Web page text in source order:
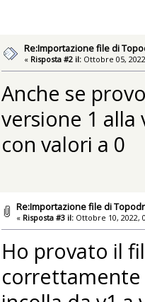
Re:Importazione file di
« Risposta #2 il: Ottobre 05,
Anche se
versione 1
con valori a 0
Re:Importazione file di
« Risposta #3 il: Ottobre 10, 2022,
Ho provato il
correttamente